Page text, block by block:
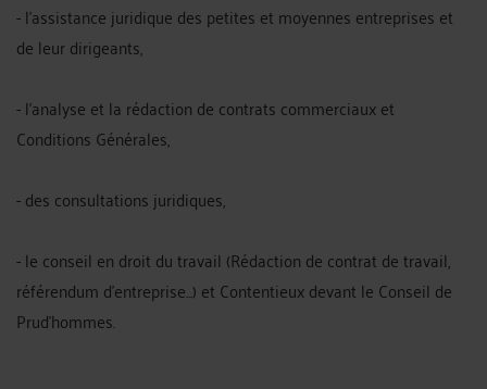
- l'assistance juridique des petites et moyennes entreprises et
de leur dirigeants,
- l'analyse et la rédaction de contrats commerciaux et
Conditions Générales,
- des consultations juridiques,
- le conseil en droit du travail (Rédaction de contrat de travail,
référendum d'entreprise...) et Contentieux devant le Conseil de
Prud'hommes.